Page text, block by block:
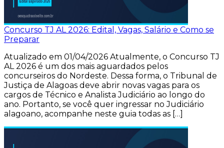
Concurso TJ AL 2026: Edital, Vagas, Salário e Como se
Preparar
Atualizado em 01/04/2026 Atualmente, o Concurso TJ
AL 2026 é um dos mais aguardados pelos
concurseiros do Nordeste. Dessa forma, o Tribunal de
Justiça de Alagoas deve abrir novas vagas para os
cargos de Técnico e Analista Judiciário ao longo do
ano. Portanto, se você quer ingressar no Judiciário
alagoano, acompanhe neste guia todas as […]